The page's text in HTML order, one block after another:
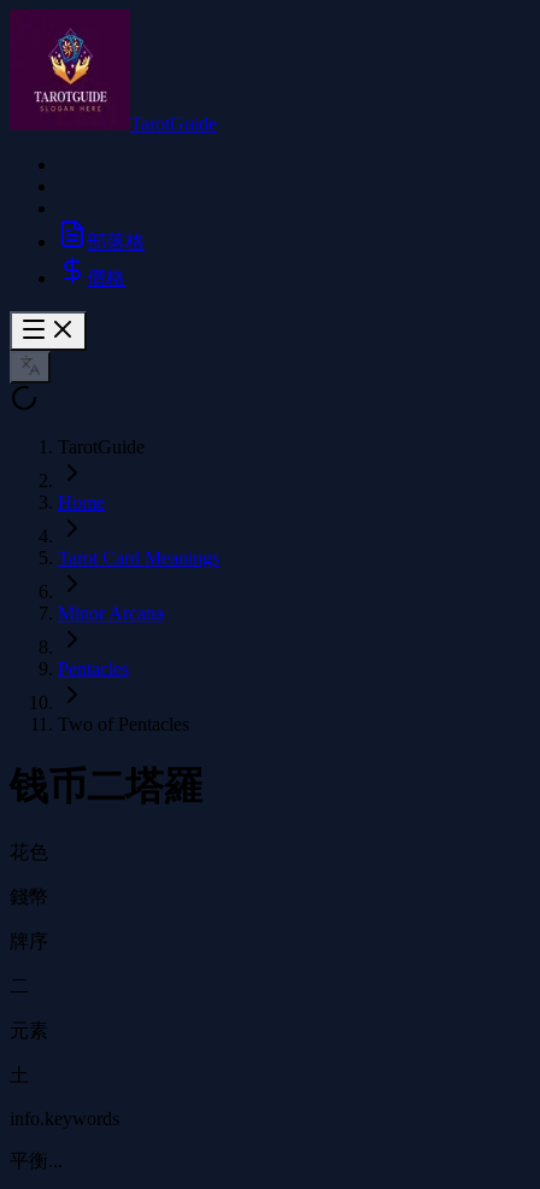
TarotGuide
部落格
價格
TarotGuide
Home
Tarot Card Meanings
Minor Arcana
Pentacles
Two of Pentacles
钱币二塔羅
花色
錢幣
牌序
二
元素
土
info.keywords
平衡...